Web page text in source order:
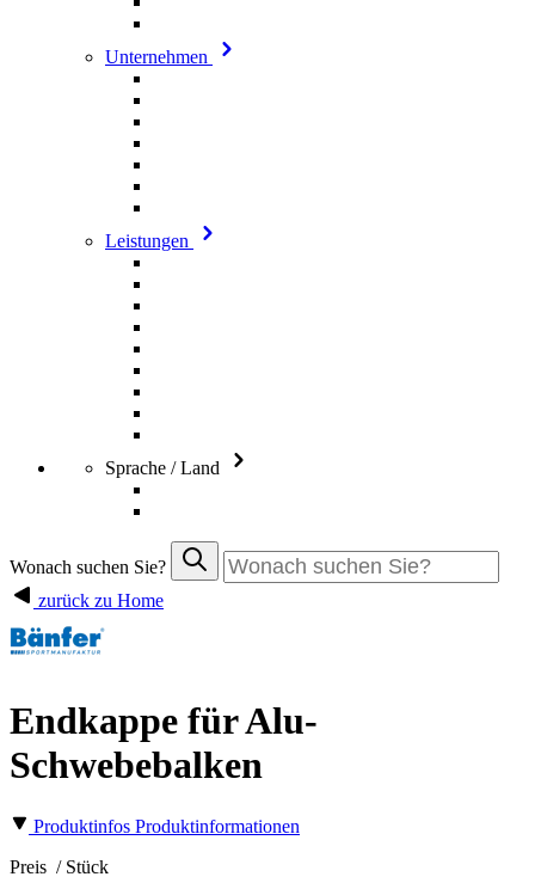
Unternehmen
Leistungen
Sprache / Land
Wonach suchen Sie?
zurück zu Home
Endkappe für Alu-
Schwebebalken
Produktinfos Produktinformationen
Preis / Stück